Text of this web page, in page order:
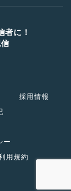
者に！
採用情報
ー
用規約